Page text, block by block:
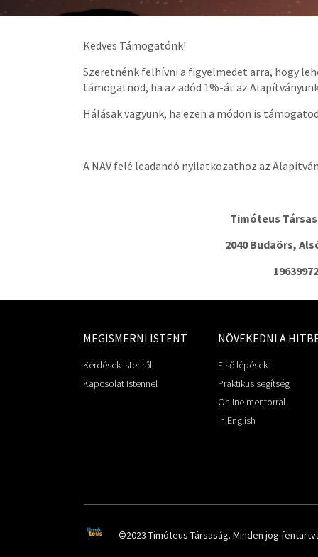
Kedves Támogatónk!
Szeretnénk felhívni a figyelmedet arra, hogy
támogatnod, ha az adód 1%-át az
Hálásak vagyunk, ha ezen a módon is
A NAV felé leadandó nyilatkozathoz az
Timóteus
2040 Budaörs,
MEGISMERNI ISTENT
Kérdések Istenről
Kapcsolat Istennel
NÖVEKEDNI A
Első lépések
Praktikus segítség
Online mentorral
In English
©2023 Timóteus Társaság. Minden jog